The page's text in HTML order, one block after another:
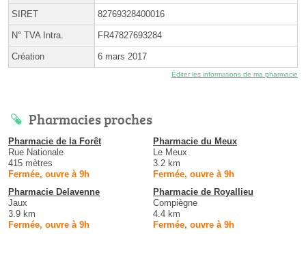
SIRET 82769328400016
N° TVA Intra. FR47827693284
Création 6 mars 2017
Éditer les informations de ma pharmacie
Pharmacies proches
Pharmacie de la Forêt
Rue Nationale
415 mètres
Fermée, ouvre à 9h
Pharmacie du Meux
Le Meux
3.2 km
Fermée, ouvre à 9h
Pharmacie Delavenne
Jaux
3.9 km
Fermée, ouvre à 9h
Pharmacie de Royallieu
Compiègne
4.4 km
Fermée, ouvre à 9h